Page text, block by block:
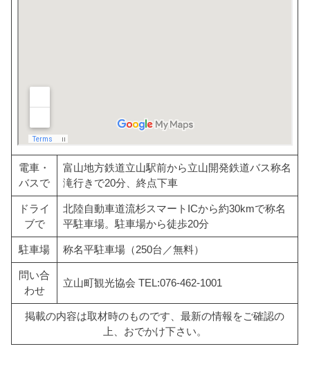
電車・
バスで
富山地方鉄道立山駅前から立山開発鉄道バス称名
滝行きで20分、終点下車
ドライ
ブで
北陸自動車道流杉スマートICから約30kmで称名
平駐車場。駐車場から徒歩20分
駐車場 称名平駐車場（250台／無料）
問い合
わせ
立山町観光協会 TEL:076-462-1001
掲載の内容は取材時のものです、最新の情報をご確認の
上、おでかけ下さい。